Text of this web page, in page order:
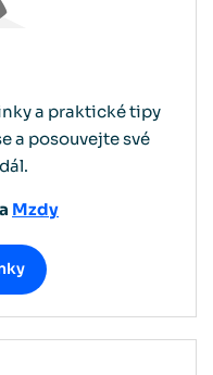
a praktické tipy
a posouvejte své
a Mzdy